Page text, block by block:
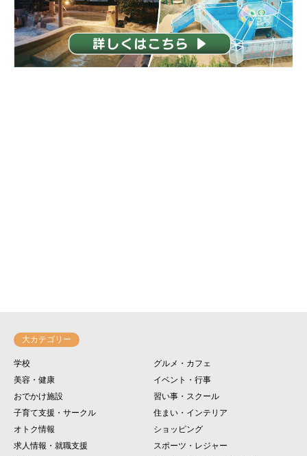
大カテゴリー
学校
グルメ・カフェ
美容・健康
イベント・行事
おでかけ施設
習い事・スクール
子育て支援・サークル
住まい・インテリア
オトク情報
ショッピング
求人情報・就職支援
スポーツ・レジャー